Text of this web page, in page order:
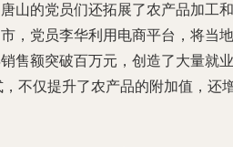
山的党员们还拓展了农产品加工和
，党员李华利用电商平台，将当地
售额突破百万元，创造了大量就业
，不仅提升了农产品的附加值，还